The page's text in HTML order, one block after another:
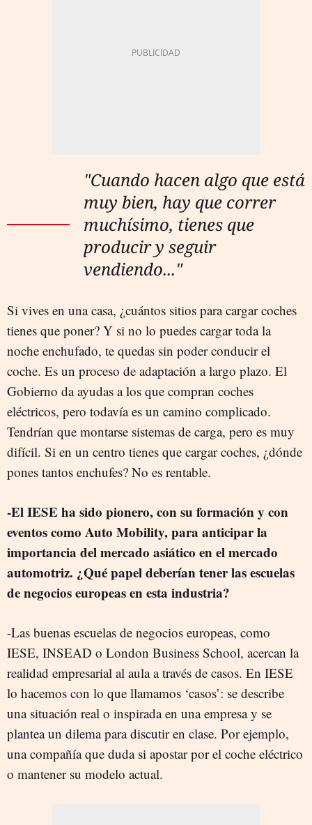
"Cuando hacen algo que está
muy bien, hay que correr
muchísimo, tienes que
producir y seguir
vendiendo..."
Si vives en una casa, ¿cuántos sitios para cargar coches
tienes que poner? Y si no lo puedes cargar toda la
noche enchufado, te quedas sin poder conducir el
coche. Es un proceso de adaptación a largo plazo. El
Gobierno da ayudas a los que compran coches
eléctricos, pero todavía es un camino complicado.
Tendrían que montarse sistemas de carga, pero es muy
difícil. Si en un centro tienes que cargar coches, ¿dónde
pones tantos enchufes? No es rentable.
-El IESE ha sido pionero, con su formación y con
eventos como Auto Mobility, para anticipar la
importancia del mercado asiático en el mercado
automotriz. ¿Qué papel deberían tener las escuelas
de negocios europeas en esta industria?
-Las buenas escuelas de negocios europeas, como
IESE, INSEAD o London Business School, acercan la
realidad empresarial al aula a través de casos. En IESE
lo hacemos con lo que llamamos ‘casos’: se describe
una situación real o inspirada en una empresa y se
plantea un dilema para discutir en clase. Por ejemplo,
una compañía que duda si apostar por el coche eléctrico
o mantener su modelo actual.